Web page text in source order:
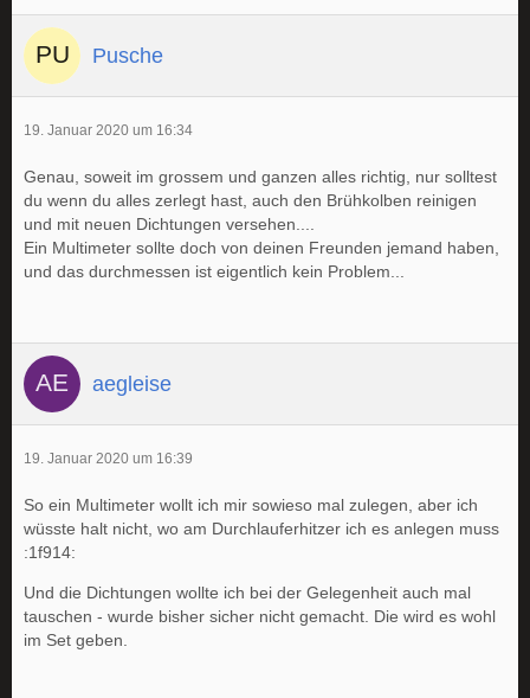
Pusche
19. Januar 2020 um 16:34
Genau, soweit im grossem und ganzen alles richtig, nur solltest
du wenn du alles zerlegt hast, auch den Brühkolben reinigen
und mit neuen Dichtungen versehen....
Ein Multimeter sollte doch von deinen Freunden jemand haben,
und das durchmessen ist eigentlich kein Problem...
aegleise
19. Januar 2020 um 16:39
So ein Multimeter wollt ich mir sowieso mal zulegen, aber ich
wüsste halt nicht, wo am Durchlauferhitzer ich es anlegen muss
:1f914:
Und die Dichtungen wollte ich bei der Gelegenheit auch mal
tauschen - wurde bisher sicher nicht gemacht. Die wird es wohl
im Set geben.